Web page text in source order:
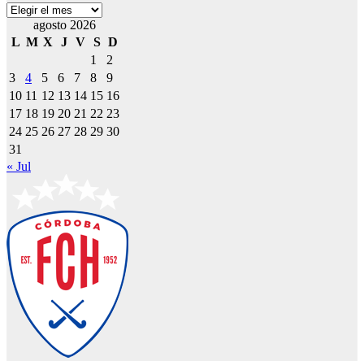
Archivos
agosto 2026
L M X J V S D
1
2
3
4 5 6 7 8
9
10 11 12 13 14 15 16
17 18 19 20 21 22 23
24 25 26 27 28 29 30
31
« Jul